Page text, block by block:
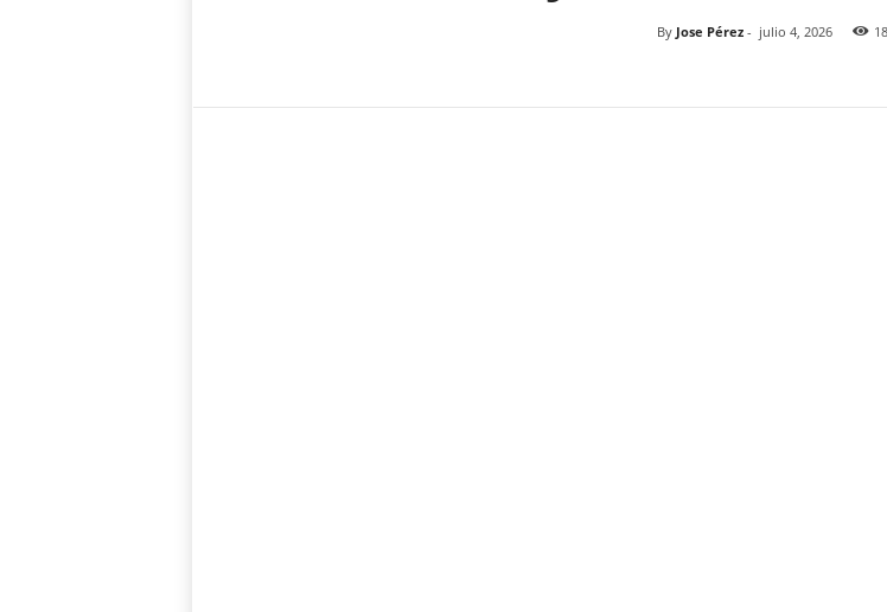
By Jose Pérez- julio 4, 2026 18